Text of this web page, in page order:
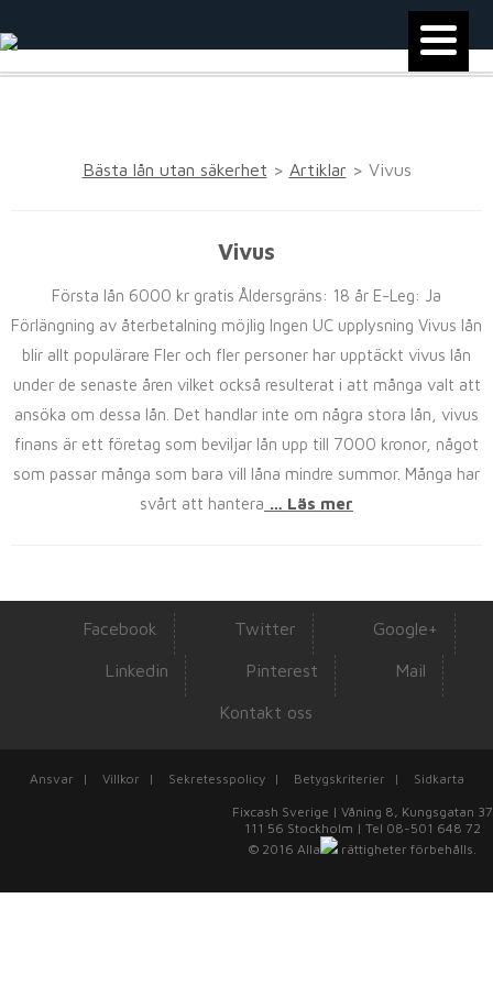
Bästa lån utan säkerhet > Artiklar > Vivus
Vivus
Första lån 6000 kr gratis Åldersgräns: 18 år E-Leg: Ja
Förlängning av återbetalning möjlig Ingen UC upplysning Vivus lån
blir allt populärare Fler och fler personer har upptäckt vivus lån
under de senaste åren vilket också resulterat i att många valt att
ansöka om dessa lån. Det handlar inte om några stora lån, vivus
finans är ett företag som beviljar lån upp till 7000 kronor, något
som passar många som bara vill låna mindre summor. Många har
svårt att hantera … Läs mer
Facebook Twitter Google+
Linkedin Pinterest Mail
Kontakt oss
Ansvar | Villkor | Sekretesspolicy | Betygskriterier |
Sidkarta
Fixcash Sverige | Våning 8, Kungsgatan 37
111 56 Stockholm | Tel 08-501 648 72
© 2016 Alla rättigheter förbehålls.